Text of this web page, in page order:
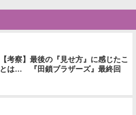
【考察】最後の『見せ方』に感じたこ
とは… 『田鎖ブラザーズ』最終回